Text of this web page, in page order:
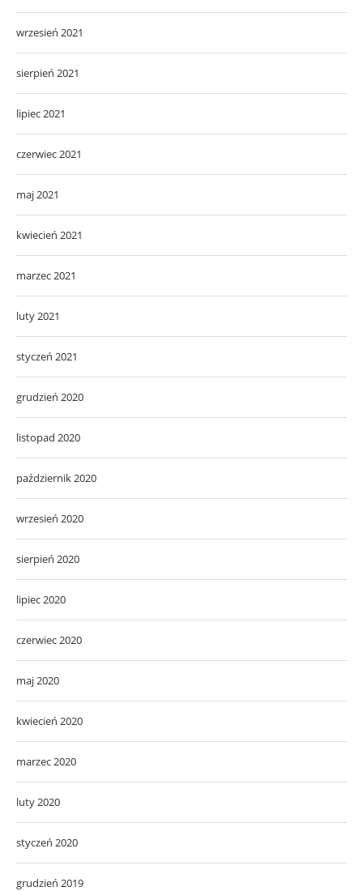
wrzesień 2021
sierpień 2021
lipiec 2021
czerwiec 2021
maj 2021
kwiecień 2021
marzec 2021
luty 2021
styczeń 2021
grudzień 2020
listopad 2020
październik 2020
wrzesień 2020
sierpień 2020
lipiec 2020
czerwiec 2020
maj 2020
kwiecień 2020
marzec 2020
luty 2020
styczeń 2020
grudzień 2019